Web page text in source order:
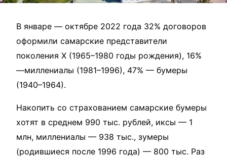
В январе — октябре 2022 года 32% договоров
оформили самарские представители
поколения X (1965–1980 годы рождения), 16%
—миллениалы (1981–1996), 47% — бумеры
(1940–1964).
Накопить со страхованием самарские бумеры
хотят в среднем 990 тыс. рублей, иксы — 1
млн, миллениалы — 938 тыс., зумеры
(родившиеся после 1996 года) — 800 тыс. Раз